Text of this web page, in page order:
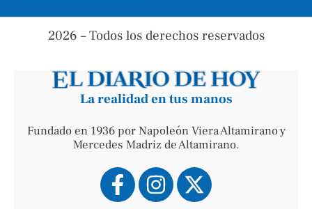
2026 – Todos los derechos reservados
La realidad en tus manos
Fundado en 1936 por Napoleón Viera Altamirano y
Mercedes Madriz de Altamirano.